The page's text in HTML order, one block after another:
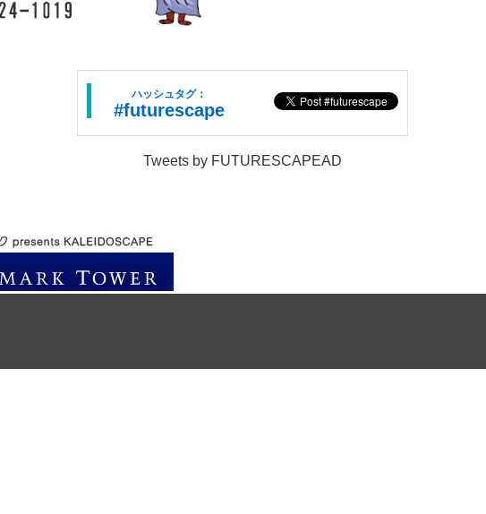
ハッシュタグ：
#futurescape
Tweets by FUTURESCAPEAD